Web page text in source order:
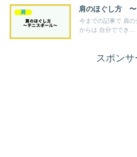
肩 肩のほぐし方 〜
今までの記事で 肩の
からは 自分ででき...
スポンサ